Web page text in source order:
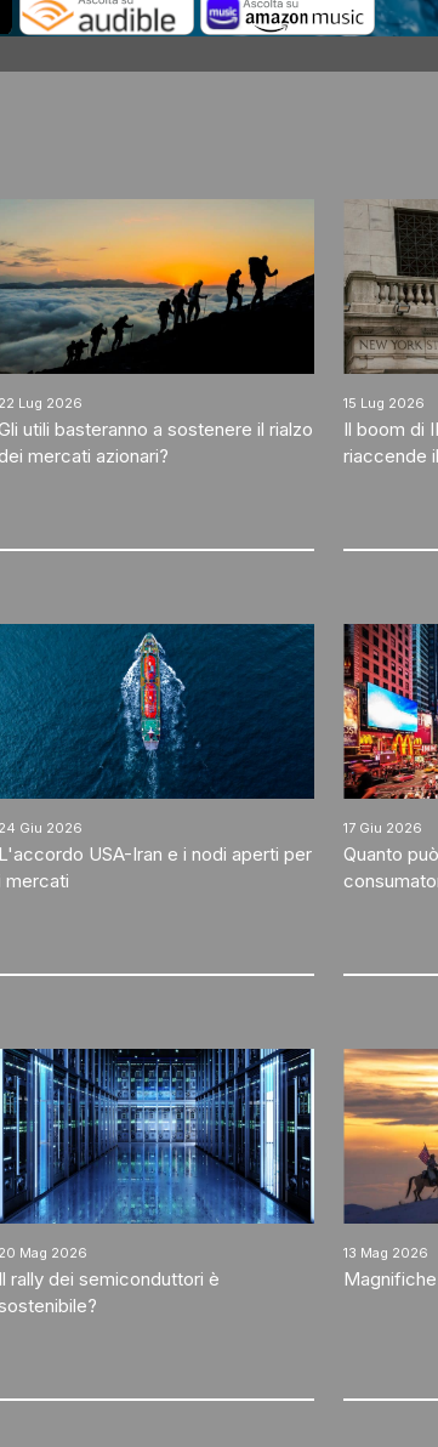
22 Lug 2026
utili basteranno a sostenere il rialzo
dei mercati azionari?
15 Lug 2026
Il boom di
riaccende
24 Giu 2026
L'accordo USA-Iran e i nodi aperti per
mercati
17 Giu 2026
Quanto
20 Mag 2026
Il rally dei semiconduttori è
13 Mag 2026